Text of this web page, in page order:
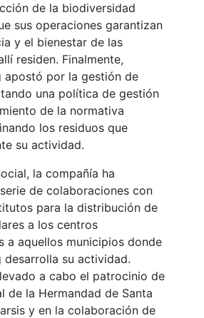
de la biodiversidad
sus operaciones garantizan
y el bienestar de las
residen. Finalmente,
apostó por la gestión de
una política de gestión
de la normativa
los residuos que
su actividad.
la compañía ha
de colaboraciones con
para la distribución de
a los centros
a aquellos municipios donde
desarrolla su actividad.
a cabo el patrocinio de
de la Hermandad de Santa
y en la colaboración de